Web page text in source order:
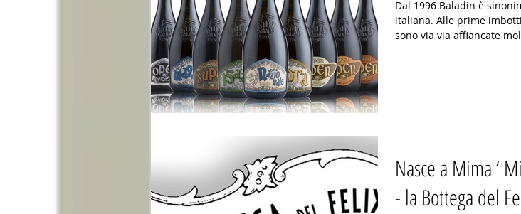
Dal 1996 Baladin è
italiana. Alle prime
sono via via affiancate
Nasce a Mima ‘
- la Bottega del